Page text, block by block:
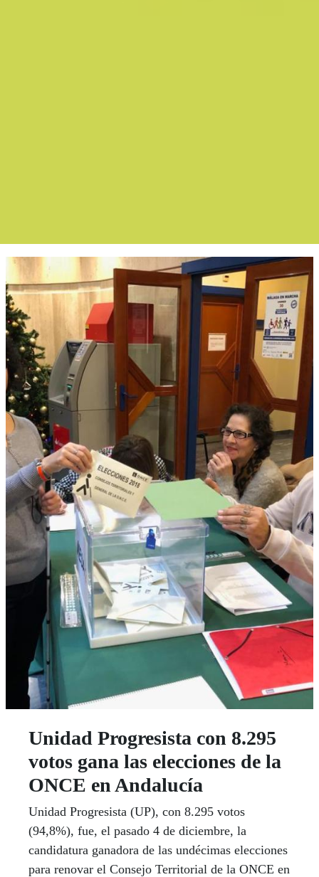
Boletín
Unidad Progresista con 8.295
votos gana las elecciones de la
ONCE en Andalucía
Unidad Progresista (UP), con 8.295 votos
(94,8%), fue, el pasado 4 de diciembre, la
candidatura ganadora de las undécimas elecciones
para renovar el Consejo Territorial de la ONCE en